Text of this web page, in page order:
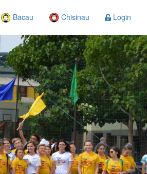
Bacau Chisinau Login